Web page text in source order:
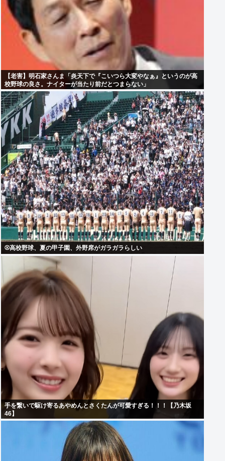
【老害】明石家さんま「炎天下で『こいつら大変やなぁ』というのが高
校野球の良さ。ナイターが当たり前だとつまらない」
⚾高校野球、夏の甲子園、外野席がガラガラらしい
手を繋いで駆け寄るあやめんとさくたんが可愛すぎる！！！【乃木坂
46】